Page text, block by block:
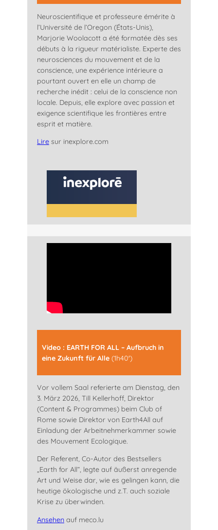
Neuroscientifique et professeure émérite à
l’Université de l’Oregon (États-Unis),
Marjorie Woolacott a été formatée dès ses
débuts à la rigueur matérialiste. Experte des
neurosciences du mouvement et de la
conscience, une expérience intérieure a
pourtant ouvert en elle un champ de
recherche inédit : celui de la conscience non
locale. Depuis, elle explore avec passion et
exigence scientifique les frontières entre
esprit et matière.
Lire sur inexplore.com
Video : EARTH FOR ALL – Aufbruch in
eine Zukunft für Alle (1h40′)
Vor vollem Saal referierte am Dienstag, den
3. März 2026, Till Kellerhoff, Direktor
(Content & Programmes) beim Club of
Rome sowie Direktor von Earth4All auf
Einladung der Arbeitnehmerkammer sowie
des Mouvement Ecologique.
Der Referent, Co-Autor des Bestsellers
„Earth for All“, legte auf äußerst anregende
Art und Weise dar, wie es gelingen kann, die
heutige ökologische und z.T. auch soziale
Krise zu überwinden.
Ansehen auf meco.lu